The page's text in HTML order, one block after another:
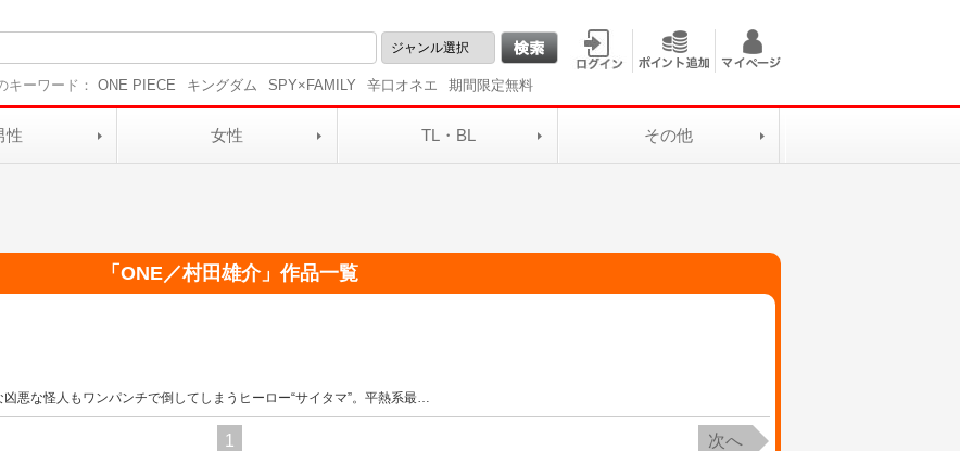
キーワード： ONE PIECE キングダム SPY×FAMILY 辛口オネエ 期間限定無料
性 女性 TL・BL その他
「ONE／村田雄介」作品一覧
悪な怪人もワンパンチで倒してしまうヒーロー“サイタマ”。平熱系最…
1 次へ